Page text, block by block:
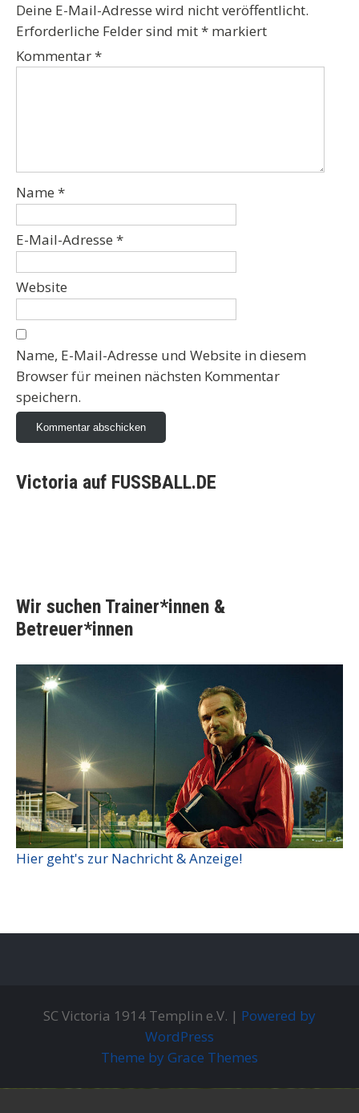
Deine E-Mail-Adresse wird nicht veröffentlicht.
Erforderliche Felder sind mit* markiert
Kommentar*
Name *
E-Mail-Adresse *
Website
Name, E-Mail-Adresse und Website in diesem
Browser für meinen nächsten Kommentar
speichern.
Victoria auf FUSSBALL.DE
Wir suchen Trainer*innen &
Betreuer*innen
Hier geht's zur Nachricht & Anzeige!
SC Victoria 1914 Templin e.V. | Powered by
WordPress
Theme by Grace Themes